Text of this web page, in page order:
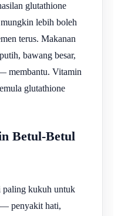
glutathione
lebih boleh
terus. Makanan
bawang besar,
membantu. Vitamin
glutathione
Betul-Betul
paling kukuh untuk
— penyakit hati,